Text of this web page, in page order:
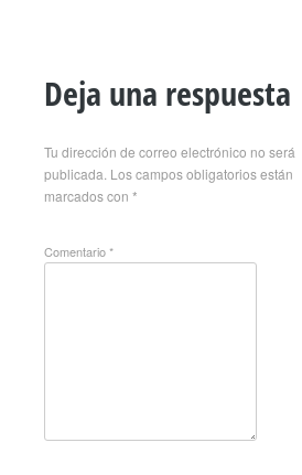
Deja una respuesta
Tu dirección de correo electrónico no será
publicada. Los campos obligatorios están
marcados con *
Comentario*